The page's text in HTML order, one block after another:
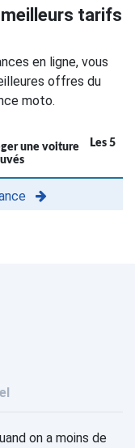
tarifs
en ligne, vous
offres du
moto.
Les 5
on a moins de